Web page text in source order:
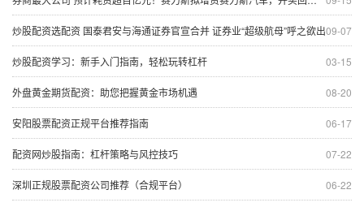
09-07
炒股配资选配资 国泰君安与海通证券官宣合并 证券业“超级航母”呼之欲出
03-15
炒股配资学习：新手入门指南，轻松玩转杠杆
08-20
外盘黄金期货配资：助您把握黄金市场机遇
06-17
安阳股票配资正规平台推荐指南
07-22
配资网炒股指南：杠杆策略与风控技巧
06-22
深圳正规股票配资公司推荐（合规平台）